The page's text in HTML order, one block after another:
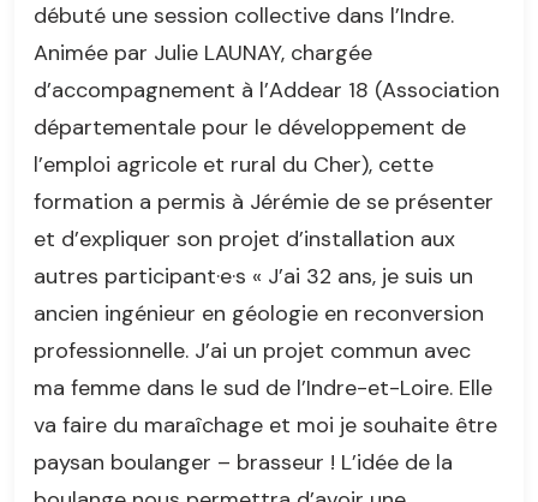
débuté une session collective dans l’Indre.
Animée par Julie LAUNAY, chargée
d’accompagnement à l’Addear 18 (Association
départementale pour le développement de
l’emploi agricole et rural du Cher), cette
formation a permis à Jérémie de se présenter
et d’expliquer son projet d’installation aux
autres participant·e·s « J’ai 32 ans, je suis un
ancien ingénieur en géologie en reconversion
professionnelle. J’ai un projet commun avec
ma femme dans le sud de l’Indre-et-Loire. Elle
va faire du maraîchage et moi je souhaite être
paysan boulanger – brasseur ! L’idée de la